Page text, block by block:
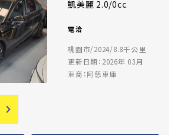
凱美麗 2.0/0cc
電洽
桃園市/2024/8.8千公里
更新日期：2026年 03月
車商：阿慈車庫